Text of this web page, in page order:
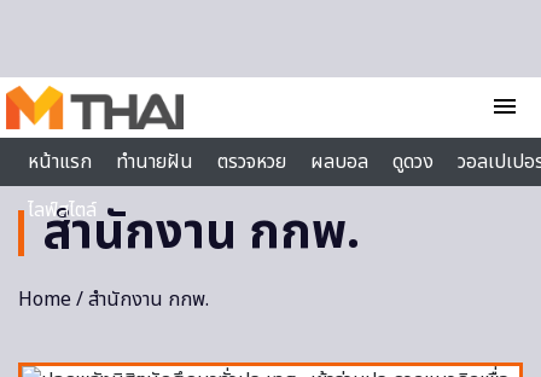
menu
หน้าแรก
ทำนายฝัน ตรวจหวย ผลบอล ดูดวง
วอลเปเป
ไลฟ์สไตล์
สำนักงาน กกพ.
Home/ สำนักงาน กกพ.